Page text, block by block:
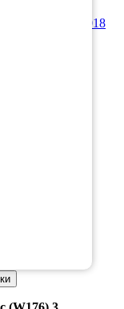
(W176) 2013-2018
2018-н.в.
хэтчбек